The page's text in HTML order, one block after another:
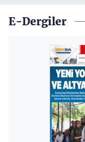
E-Dergiler